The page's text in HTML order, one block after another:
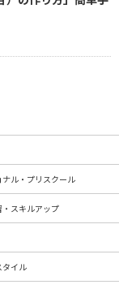
ル・プリスクール
スキルアップ
タイル